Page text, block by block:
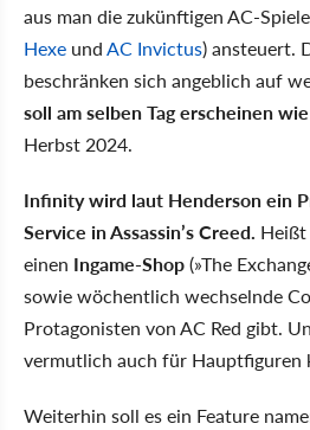
aus man die zukünftigen AC-
Hexe undAC Invictus) ansteuert.
beschränken sich angeblich auf
soll am selben Tag erscheinen
Herbst 2024.
Infinity wird laut Henderson ein
Service in Assassin’s Creed.
einen Ingame-Shop(»The
sowie wöchentlich wechselnde
Protagonisten von AC Red gibt.
vermutlich auch für Hauptfiguren
Weiterhin soll es ein Feature